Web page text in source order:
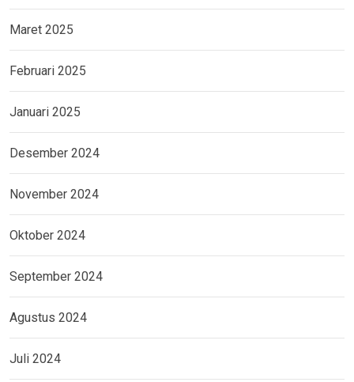
Maret 2025
Februari 2025
Januari 2025
Desember 2024
November 2024
Oktober 2024
September 2024
Agustus 2024
Juli 2024